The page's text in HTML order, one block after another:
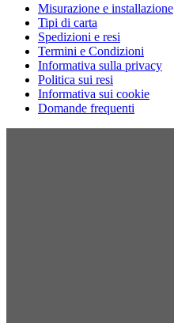
Misurazione e installazione
Tipi di carta
Spedizioni e resi
Termini e Condizioni
Informativa sulla privacy
Politica sui resi
Informativa sui cookie
Domande frequenti